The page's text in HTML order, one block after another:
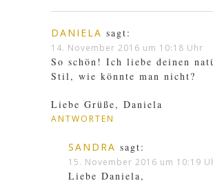
DANIELA sagt:
14. November 2016 um 10:18 Uhr
So schön! Ich liebe deinen
Stil, wie könnte man nicht?
Liebe Grüße, Daniela
ANTWORTEN
SANDRA sagt:
15. November 2016 um 10:19
Liebe Daniela,